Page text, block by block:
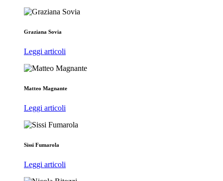
Graziana Sovia
Leggi articoli
Matteo Magnante
Leggi articoli
Sissi Fumarola
Leggi articoli